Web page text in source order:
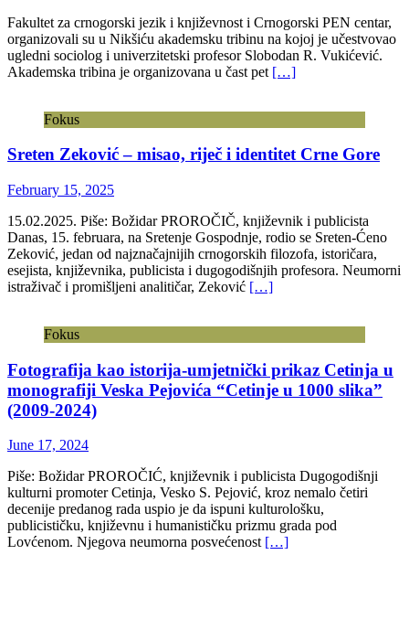
Fakultet za crnogorski jezik i književnost i Crnogorski PEN centar,
organizovali su u Nikšiću akademsku tribinu na kojoj je učestvovao
ugledni sociolog i univerzitetski profesor Slobodan R. Vukićević.
Akademska tribina je organizovana u čast pet […]
Fokus
Sreten Zeković – misao, riječ i identitet Crne Gore
February 15, 2025
15.02.2025. Piše: Božidar PROROČIČ, književnik i publicista
Danas, 15. februara, na Sretenje Gospodnje, rodio se Sreten-Ćeno
Zeković, jedan od najznačajnijih crnogorskih filozofa, istoričara,
esejista, književnika, publicista i dugogodišnjih profesora. Neumorni
istraživač i promišljeni analitičar, Zeković […]
Fokus
Fotografija kao istorija-umjetnički prikaz Cetinja u
monografiji Veska Pejovića “Cetinje u 1000 slika”
(2009-2024)
June 17, 2024
Piše: Božidar PROROČIĆ, književnik i publicista Dugogodišnji
kulturni promoter Cetinja, Vesko S. Pejović, kroz nemalo četiri
decenije predanog rada uspio je da ispuni kulturološku,
publicističku, književnu i humanističku prizmu grada pod
Lovćenom. Njegova neumorna posvećenost […]